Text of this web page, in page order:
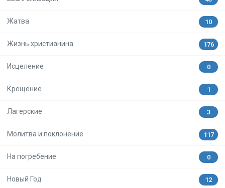
Жатва 10
Жизнь христианина 176
Исцеление 0
Крещение 1
Лагерские 3
Молитва и поклонение 117
На погребение 0
Новый Год 12